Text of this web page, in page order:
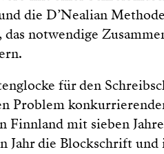
die D’Nealian
notwendige
für den
Problem
Finnland mit sieben
Jahr die Blockschrift und